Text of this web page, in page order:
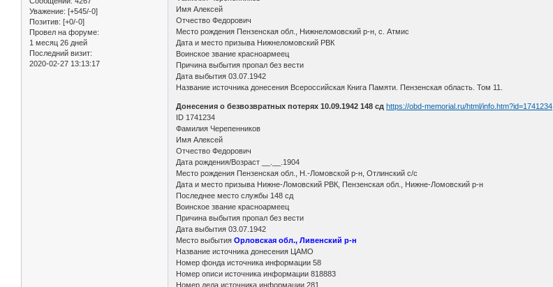
Уважение: [+545/-0]
Позитив: [+0/-0]
Провел на форуме:
1 месяц 26 дней
Последний визит:
2020-02-27 13:13:17
Имя Алексей
Отчество Федорович
Место рождения Пензенская обл., Нижнеломовский р-н, с. Атмис
Дата и место призыва Нижнеломовский РВК
Воинское звание красноармеец
Причина выбытия пропал без вести
Дата выбытия 03.07.1942
Название источника донесения Всероссийская Книга Памяти. Пензенская область. Том 11.
Донесения о безвозвратных потерях 10.09.1942 148 сд https://obd-memorial.ru/html/info.htm?id=1741234
ID 1741234
Фамилия Черепенников
Имя Алексей
Отчество Федорович
Дата рождения/Возраст __.__.1904
Место рождения Пензенская обл., Н.-Ломовской р-н, Отлинский с/с
Дата и место призыва Нижне-Ломовский РВК, Пензенская обл., Нижне-Ломовский р-н
Последнее место службы 148 сд
Воинское звание красноармеец
Причина выбытия пропал без вести
Дата выбытия 03.07.1942
Место выбытияОрловская обл., Ливенский р-н
Название источника донесения ЦАМО
Номер фонда источника информации 58
Номер описи источника информации 818883
Номер дела источника информации 281.